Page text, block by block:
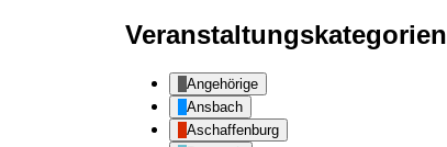
Veranstaltungskategorien
Angehörige
Ansbach
Aschaffenburg